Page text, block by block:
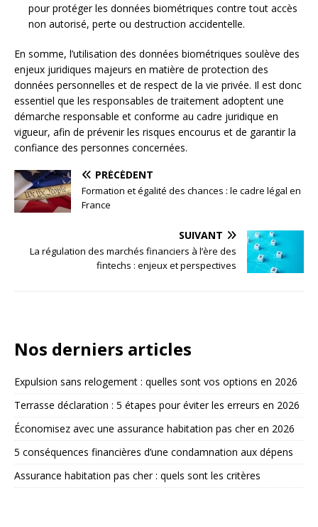
pour protéger les données biométriques contre tout accès
non autorisé, perte ou destruction accidentelle.
En somme, l’utilisation des données biométriques soulève des
enjeux juridiques majeurs en matière de protection des
données personnelles et de respect de la vie privée. Il est donc
essentiel que les responsables de traitement adoptent une
démarche responsable et conforme au cadre juridique en
vigueur, afin de prévenir les risques encourus et de garantir la
confiance des personnes concernées.
PRÉCÉDENT
Formation et égalité des chances : le cadre légal en
France
SUIVANT
La régulation des marchés financiers à l’ère des
fintechs : enjeux et perspectives
Nos derniers articles
Expulsion sans relogement : quelles sont vos options en 2026
Terrasse déclaration : 5 étapes pour éviter les erreurs en 2026
Économisez avec une assurance habitation pas cher en 2026
5 conséquences financières d’une condamnation aux dépens
Assurance habitation pas cher : quels sont les critères